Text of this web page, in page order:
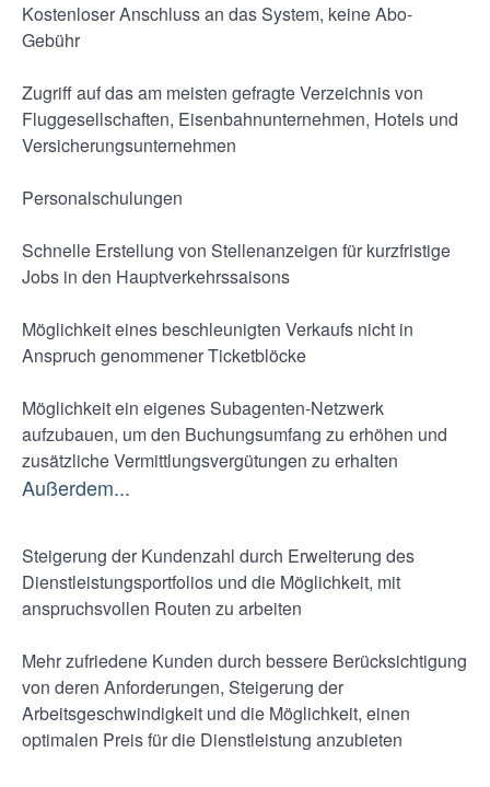
Kostenloser Anschluss an das System, keine Abo-
Gebühr
Zugriff auf das am meisten gefragte Verzeichnis von
Fluggesellschaften, Eisenbahnunternehmen, Hotels und
Versicherungsunternehmen
Personalschulungen
Schnelle Erstellung von Stellenanzeigen für kurzfristige
Jobs in den Hauptverkehrssaisons
Möglichkeit eines beschleunigten Verkaufs nicht in
Anspruch genommener Ticketblöcke
Möglichkeit ein eigenes Subagenten-Netzwerk
aufzubauen, um den Buchungsumfang zu erhöhen und
zusätzliche Vermittlungsvergütungen zu erhalten
Außerdem...
Steigerung der Kundenzahl durch Erweiterung des
Dienstleistungsportfolios und die Möglichkeit, mit
anspruchsvollen Routen zu arbeiten
Mehr zufriedene Kunden durch bessere Berücksichtigung
von deren Anforderungen, Steigerung der
Arbeitsgeschwindigkeit und die Möglichkeit, einen
optimalen Preis für die Dienstleistung anzubieten